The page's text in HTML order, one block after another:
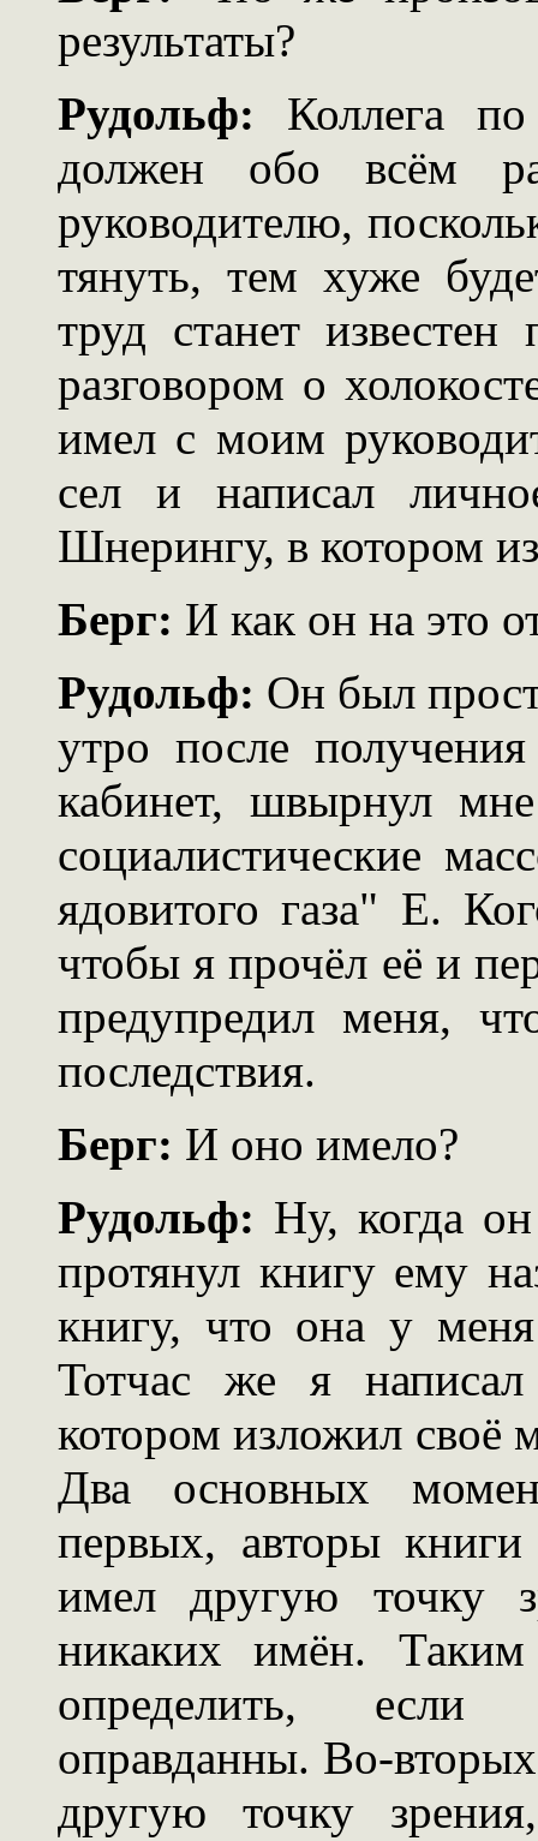
результаты?
Рудольф: Коллега
должен обо всём
руководителю,
тянуть, тем хуже
труд станет известен
разговором о
имел с моим
сел и написал
Шнерингу, в котором
Берг: И как он на это
Рудольф: Он был
утро после
кабинет, швырнул
социалистические
ядовитого газа" Е.
чтобы я прочёл её и
предупредил меня,
последствия.
Берг: И оно имело?
Рудольф: Ну, когда
протянул книгу ему
книгу, что она у
Тотчас же я
котором изложил своё
Два основных
первых, авторы
имел другую точку
никаких имён.
определить,
оправданны. Во-
другую точку